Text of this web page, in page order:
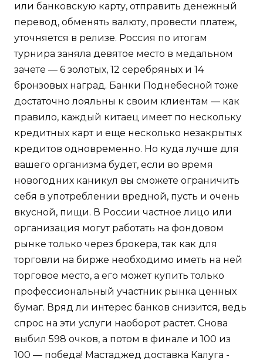
или банковскую карту, отправить денежный
перевод, обменять валюту, провести платеж,
уточняется в релизе. Россия по итогам
турнира заняла девятое место в медальном
зачете — 6 золотых, 12 серебряных и 14
бронзовых наград. Банки Поднебесной тоже
достаточно лояльны к своим клиентам — как
правило, каждый китаец имеет по нескольку
кредитных карт и еще несколько незакрытых
кредитов одновременно. Но куда лучше для
вашего организма будет, если во время
новогодних каникул вы сможете ограничить
себя в употреблении вредной, пусть и очень
вкусной, пищи. В России частное лицо или
организация могут работать на фондовом
рынке только через брокера, так как для
торговли на бирже необходимо иметь на ней
торговое место, а его может купить только
профессиональный участник рынка ценных
бумаг. Вряд ли интерес банков снизится, ведь
спрос на эти услуги наоборот растет. Снова
выбил 598 очков, а потом в финале и 100 из
100 — победа! Мастаджед доставка Калуга -